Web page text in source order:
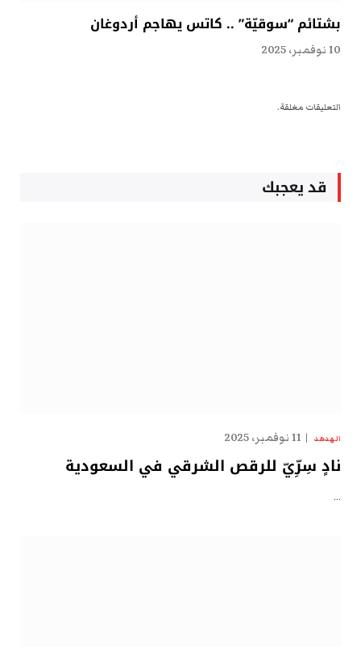
بشتائم “سوقيّة” .. كاتس يهاجم أردوغان
10 نوفمبر، 2025
التعليقات مغلقة.
قد يعجبك
الهدهد 11 نوفمبر، 2025
نادٍ سِرِّيّ للرقص الشرقي في السعودية
…